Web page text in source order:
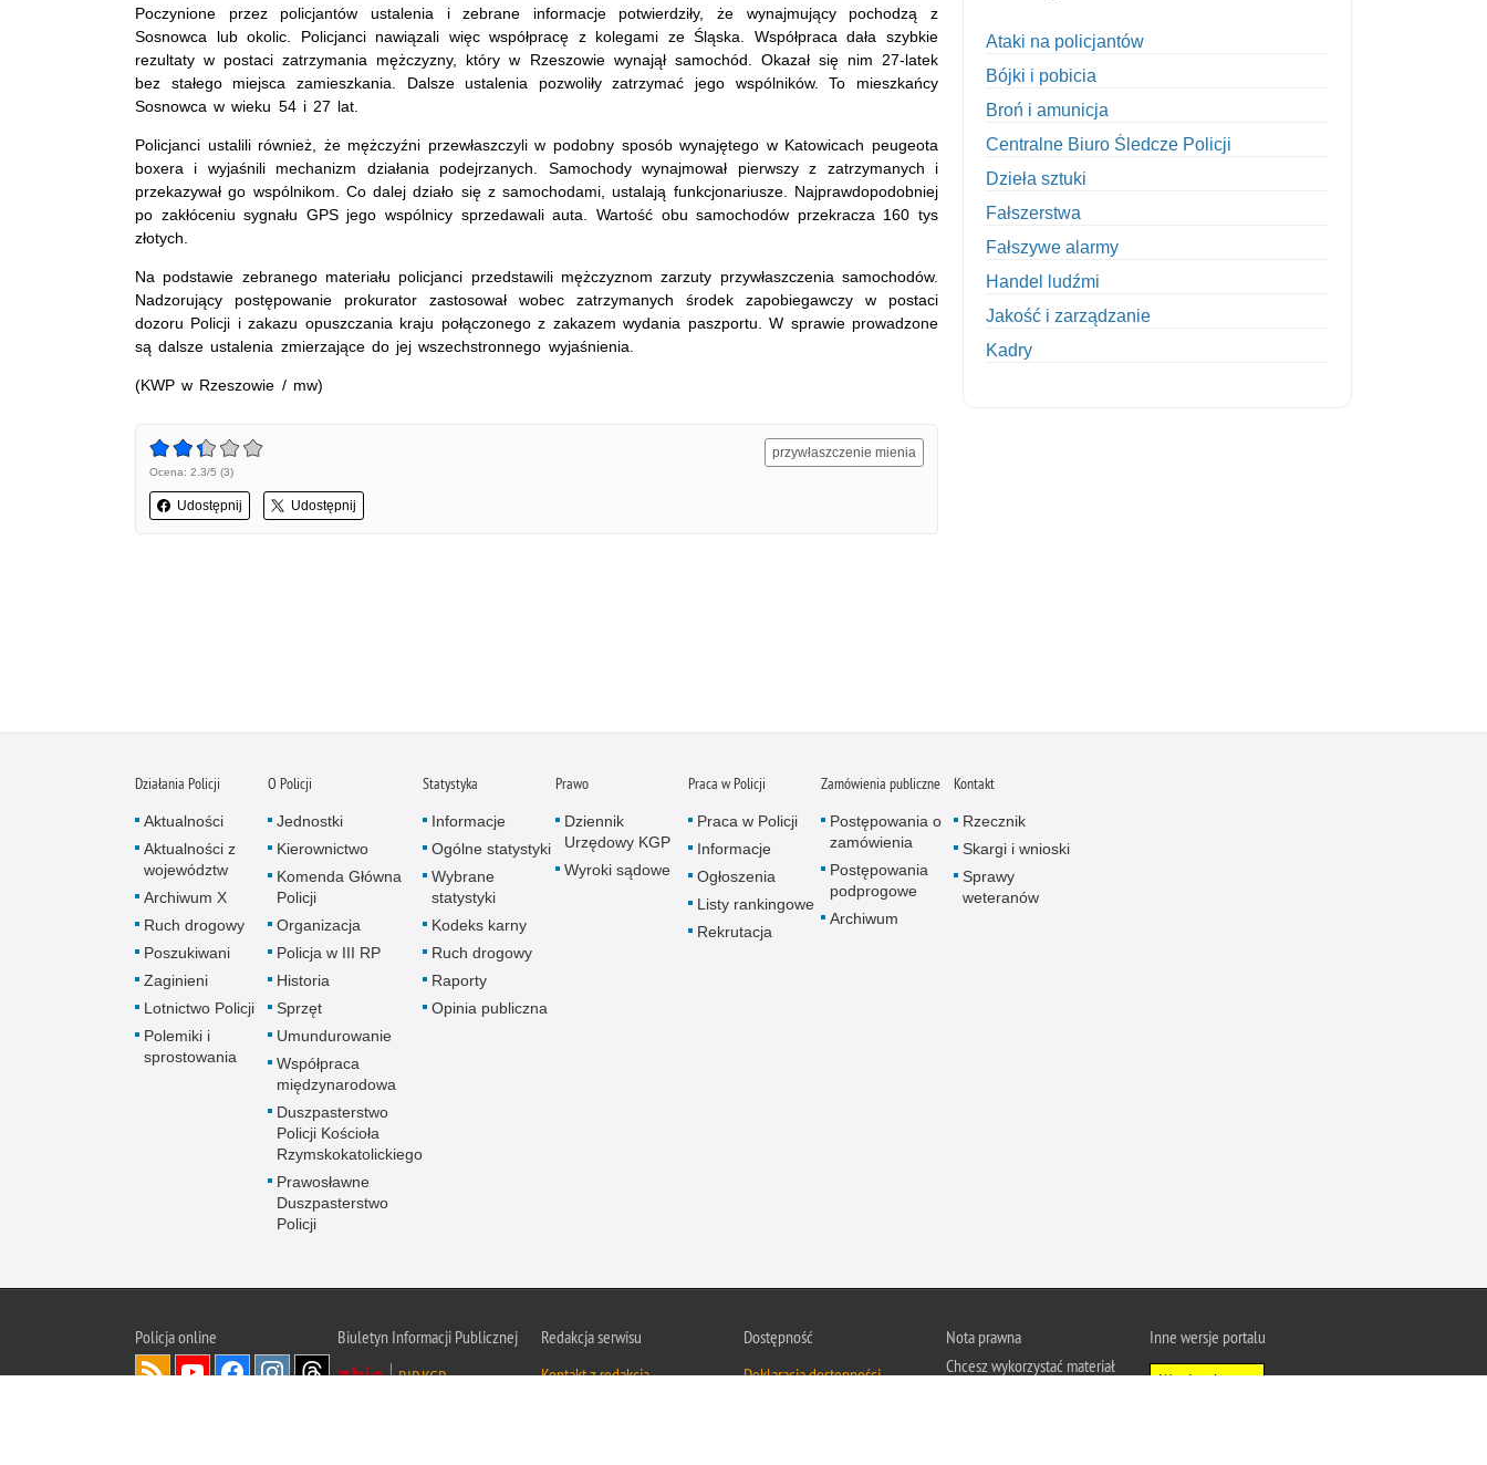
Poczynione przez policjantów ustalenia i zebrane informacje potwierdziły, że wynajmujący pochodzą z
Sosnowca lub okolic. Policjanci nawiązali więc współpracę z kolegami ze Śląska. Współpraca dała szybkie
rezultaty w postaci zatrzymania mężczyzny, który w Rzeszowie wynajął samochód. Okazał się nim 27-latek
bez stałego miejsca zamieszkania. Dalsze ustalenia pozwoliły zatrzymać jego wspólników. To mieszkańcy
Sosnowca w wieku 54 i 27 lat.
Policjanci ustalili również, że mężczyźni przewłaszczyli w podobny sposób wynajętego w Katowicach peugeota
boxera i wyjaśnili mechanizm działania podejrzanych. Samochody wynajmował pierwszy z zatrzymanych i
przekazywał go wspólnikom. Co dalej działo się z samochodami, ustalają funkcjonariusze. Najprawdopodobniej
po zakłóceniu sygnału GPS jego wspólnicy sprzedawali auta. Wartość obu samochodów przekracza 160 tys
złotych.
Na podstawie zebranego materiału policjanci przedstawili mężczyznom zarzuty przywłaszczenia samochodów.
Nadzorujący postępowanie prokurator zastosował wobec zatrzymanych środek zapobiegawczy w postaci
dozoru Policji i zakazu opuszczania kraju połączonego z zakazem wydania paszportu. W sprawie prowadzone
są dalsze ustalenia zmierzające do jej wszechstronnego wyjaśnienia.
(KWP w Rzeszowie / mw)
Ocena: 2.3/5 (3)
Udostępnij Udostępnij
przywłaszczenie mienia
Ataki na policjantów
Bójki i pobicia
Broń i amunicja
Centralne Biuro Śledcze Policji
Dzieła sztuki
Fałszerstwa
Fałszywe alarmy
Handel ludźmi
Jakość i zarządzanie
Kadry
Nietrzeźwi opiekunowie
Niszczenie mienia
Porwania
Pożary i podpalenia
Działania Policji
Aktualności
Aktualności z
województw
Archiwum X
Ruch drogowy
Poszukiwani
Zaginieni
Lotnictwo Policji
Polemiki i
sprostowania
O Policji
Jednostki
Kierownictwo
Komenda Główna
Policji
Organizacja
Policja w III RP
Historia
Sprzęt
Umundurowanie
Współpraca
międzynarodowa
Duszpasterstwo
Policji Kościoła
Rzymskokatolickiego
Prawosławne
Duszpasterstwo
Policji
Statystyka
Informacje
Ogólne statystyki
Wybrane
statystyki
Kodeks karny
Ruch drogowy
Raporty
Opinia publiczna
Prawo
Dziennik
Urzędowy KGP
Wyroki sądowe
Praca w Policji
Praca w Policji
Informacje
Ogłoszenia
Listy rankingowe
Rekrutacja
Zamówienia publiczne
Postępowania o
zamówienia
Postępowania
podprogowe
Archiwum
Kontakt
Rzecznik
Skargi i wnioski
Sprawy
weteranów
Policjaonline
Biuletyn Informacji Publicznej
BIP KGP
Redakcja serwisu
Kontakt z redakcją
Dostępność
Deklaracja dostępności
Nota prawna
Chcesz wykorzystać materiał
Inne wersje portalu
Wersja tekstowa